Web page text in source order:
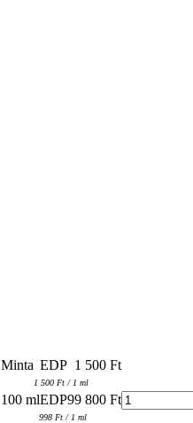
Minta EDP 1 500 Ft
1 500 Ft / 1 ml
100 mlEDP99 800 Ft
998 Ft / 1 ml